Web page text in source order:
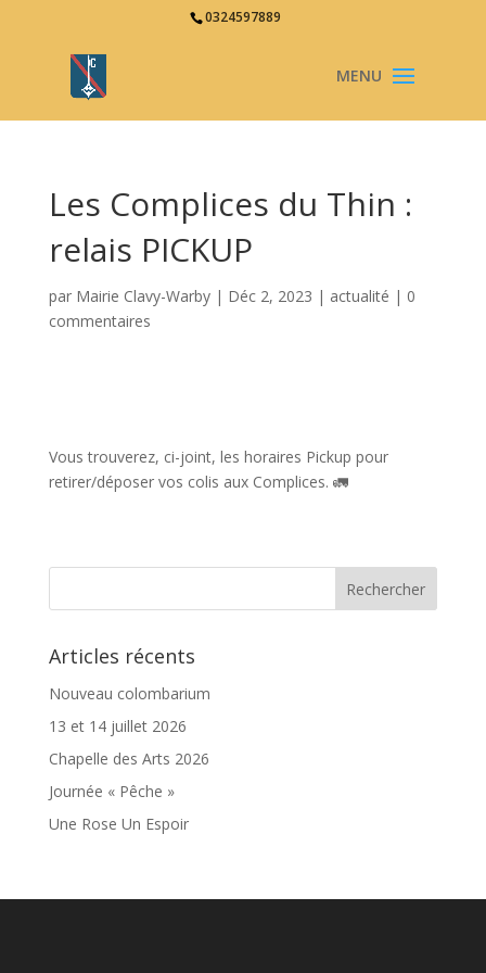
0324597889
Les Complices du Thin :
relais PICKUP
par Mairie Clavy-Warby| Déc 2, 2023 | actualité | 0
commentaires
Vous trouverez, ci-joint, les horaires Pickup pour
retirer/déposer vos colis aux Complices. 🚛
Articles récents
Nouveau colombarium
13 et 14 juillet 2026
Chapelle des Arts 2026
Journée « Pêche »
Une Rose Un Espoir